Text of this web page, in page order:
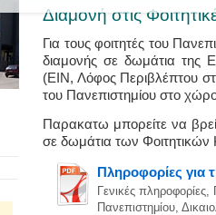
Διαμονή στις
Για τους φοιτητές του
διαμονής σε δωμάτια της
(ΕΙΝ, Λόφος Περιβλέπτου στα
του Πανεπιστημίου στο
Παρακατω μπορείτε να
σε δωμάτια των Φοιτητικών
Πληροφορίες για
Γενικές πληροφορίες,
Πανεπιστημίου,